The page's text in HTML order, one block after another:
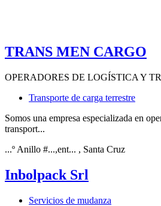
TRANS MEN CARGO
OPERADORES DE LOGÍSTICA Y
Transporte de carga terrestre
Somos una empresa especializada en
transport...
...º Anillo #...,ent... , Santa Cruz
Inbolpack Srl
Servicios de mudanza